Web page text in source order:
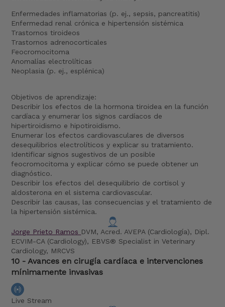
Enfermedades inflamatorias (p. ej., sepsis, pancreatitis)
Enfermedad renal crónica e hipertensión sistémica
Trastornos tiroideos
Trastornos adrenocorticales
Feocromocitoma
Anomalías electrolíticas
Neoplasia (p. ej., esplénica)
Objetivos de aprendizaje:
Describir los efectos de la hormona tiroidea en la función
cardíaca y enumerar los signos cardíacos de
hipertiroidismo e hipotiroidismo.
Enumerar los efectos cardiovasculares de diversos
desequilibrios electrolíticos y explicar su tratamiento.
Identificar signos sugestivos de un posible
feocromocitoma y explicar cómo se puede obtener un
diagnóstico.
Describir los efectos del desequilibrio de cortisol y
aldosterona en el sistema cardiovascular.
Describir las causas, las consecuencias y el tratamiento de
la hipertensión sistémica.
Jorge Prieto Ramos DVM, Acred. AVEPA (Cardiología), Dipl.
ECVIM-CA (Cardiology), EBVS® Specialist in Veterinary
Cardiology, MRCVS
10 - Avances en cirugía cardíaca e intervenciones
mínimamente invasivas
Live Stream